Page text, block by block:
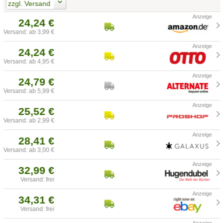
zzgl. Versand
24,24 €
Versand: ab 3,99 €
24,24 €
Versand: ab 4,95 €
24,79 €
Versand: ab 5,99 €
25,52 €
Versand: ab 2,99 €
28,41 €
Versand: ab 3,00 €
32,99 €
Versand: frei
34,31 €
Versand: frei